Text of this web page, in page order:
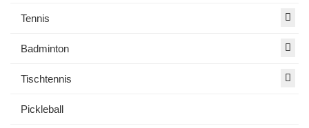
Tennis
Badminton
Tischtennis
Pickleball